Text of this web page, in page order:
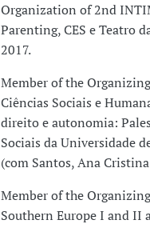
Organization of 2nd
Parenting, CES e Teatro
2017.
Member of the
Ciências Sociais e
direito e autonomia:
Sociais da Universidade
(com Santos, Ana
Member of the
Southern Europe I and II